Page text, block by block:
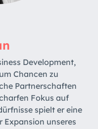
Development,
Chancen zu
Partnerschaften
Fokus auf
spielt er eine
Expansion unseres